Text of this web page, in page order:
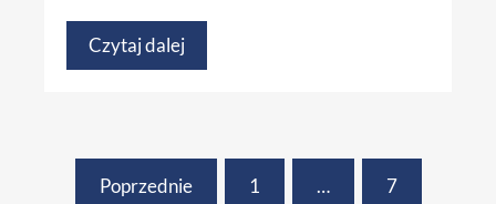
Czytaj dalej
Poprzednie 1 … 7